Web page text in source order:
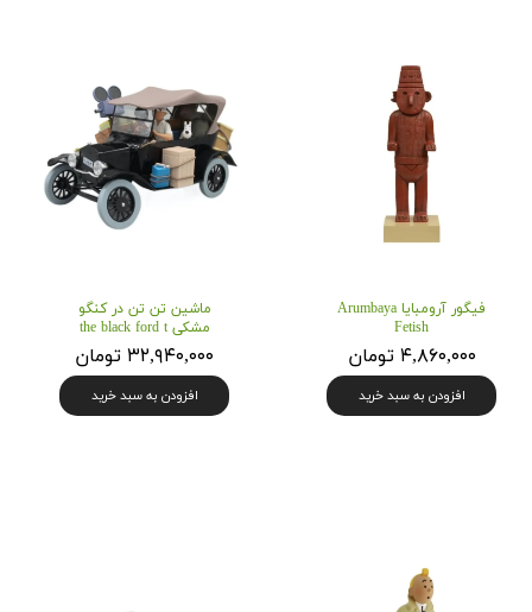
فیگور آرومبایا Arumbaya
Fetish
۴,۸۶۰,۰۰۰ تومان
افزودن به سبد خرید
ماشین تن تن در کنگو
مشکی the black ford t
۳۲,۹۴۰,۰۰۰ تومان
افزودن به سبد خرید